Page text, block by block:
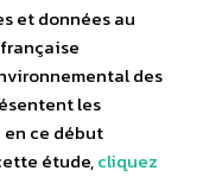
et données au
des
les
ce début
étude,cliquez